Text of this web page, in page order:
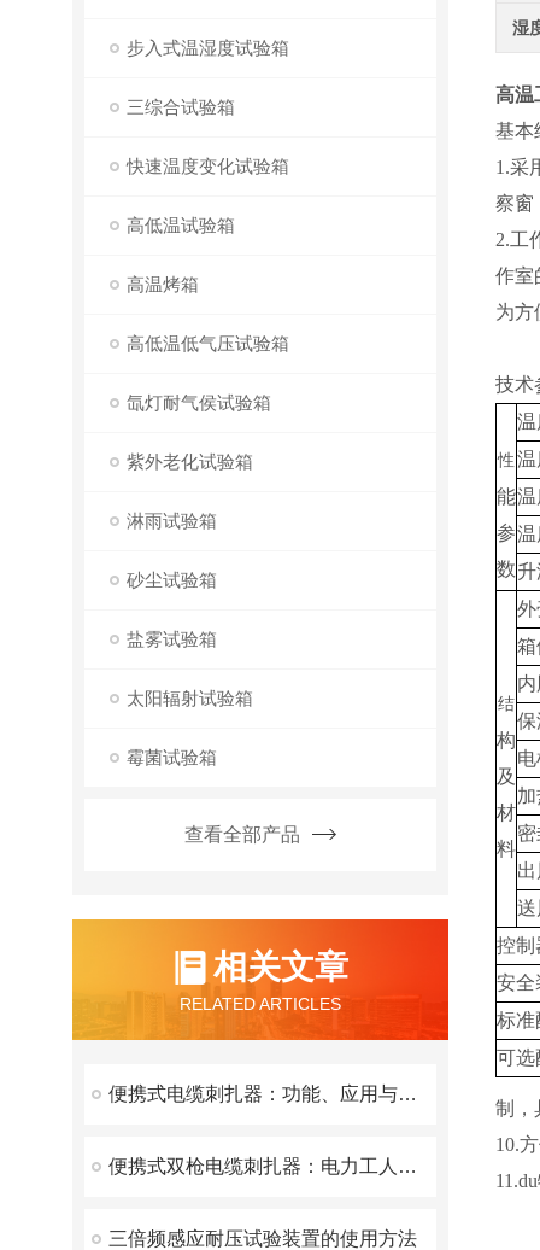
步入式温湿度试验箱
三综合试验箱
快速温度变化试验箱
高低温试验箱
高温烤箱
高低温低气压试验箱
氙灯耐气侯试验箱
紫外老化试验箱
淋雨试验箱
砂尘试验箱
盐雾试验箱
太阳辐射试验箱
霉菌试验箱
查看全部产品
相关文章
RELATED ARTICLES
便携式电缆刺扎器：功能、应用与优势
便携式双枪电缆刺扎器：电力工人不可少的工具
三倍频感应耐压试验装置的使用方法
湿
高温
基本
1.采
察窗
2.工
作室
为方
技术
性
能
参
数
温
温
温
温
结
构
及
材
料
外
箱
保
送
控制
安全
标准
可选
制，
10.